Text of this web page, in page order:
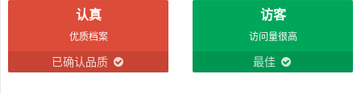
认真
优质档案
已确认品质
访客
访问量很高
最佳